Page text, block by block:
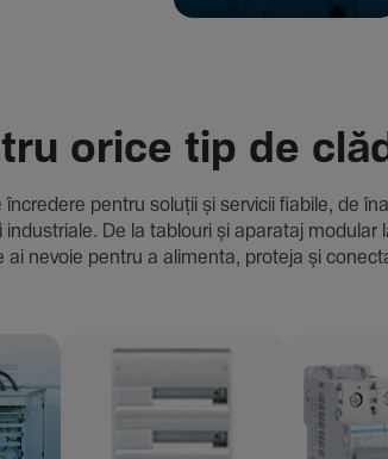
orice tip de
pentru soluții și servicii fiabile, de
indus­triale. De la tablouri și aparataj
nevoie pentru a alimenta, proteja și